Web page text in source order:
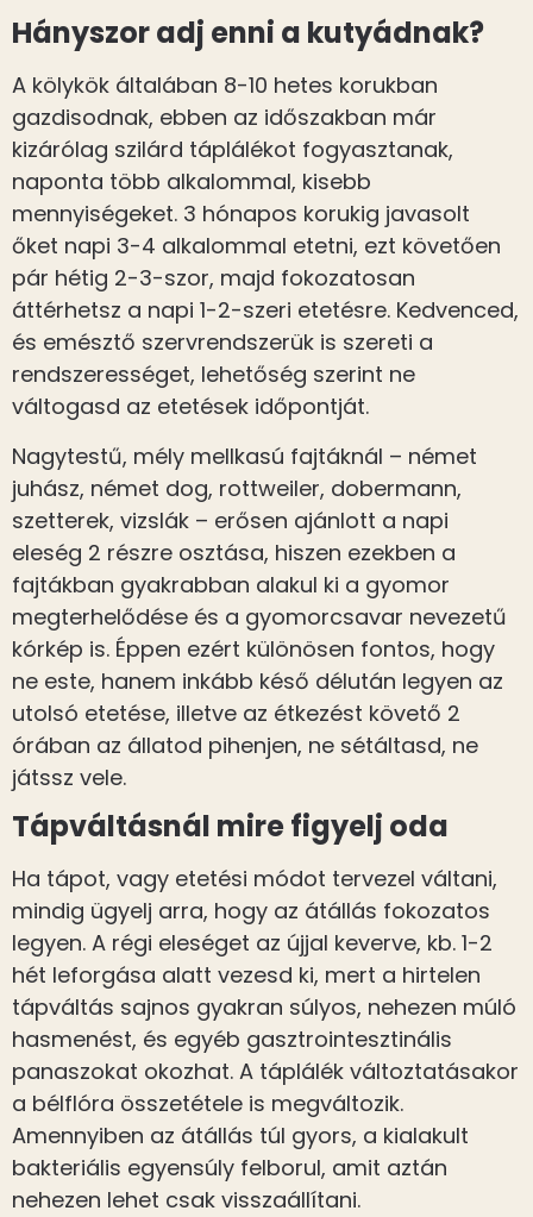
Hányszor adj enni a kutyádnak?
A kölykök általában 8-10 hetes korukban
gazdisodnak, ebben az időszakban már
kizárólag szilárd táplálékot fogyasztanak,
naponta több alkalommal, kisebb
mennyiségeket. 3 hónapos korukig javasolt
őket napi 3-4 alkalommal etetni, ezt követően
pár hétig 2-3-szor, majd fokozatosan
áttérhetsz a napi 1-2-szeri etetésre. Kedvenced,
és emésztő szervrendszerük is szereti a
rendszerességet, lehetőség szerint ne
váltogasd az etetések időpontját.
Nagytestű, mély mellkasú fajtáknál – német
juhász, német dog, rottweiler, dobermann,
szetterek, vizslák – erősen ajánlott a napi
eleség 2 részre osztása, hiszen ezekben a
fajtákban gyakrabban alakul ki a gyomor
megterhelődése és a gyomorcsavar nevezetű
kórkép is. Éppen ezért különösen fontos, hogy
ne este, hanem inkább késő délután legyen az
utolsó etetése, illetve az étkezést követő 2
órában az állatod pihenjen, ne sétáltasd, ne
játssz vele.
Tápváltásnál mire figyelj oda
Ha tápot, vagy etetési módot tervezel váltani,
mindig ügyelj arra, hogy az átállás fokozatos
legyen. A régi eleséget az újjal keverve, kb. 1-2
hét leforgása alatt vezesd ki, mert a hirtelen
tápváltás sajnos gyakran súlyos, nehezen múló
hasmenést, és egyéb gasztrointesztinális
panaszokat okozhat. A táplálék változtatásakor
a bélflóra összetétele is megváltozik.
Amennyiben az átállás túl gyors, a kialakult
bakteriális egyensúly felborul, amit aztán
nehezen lehet csak visszaállítani.